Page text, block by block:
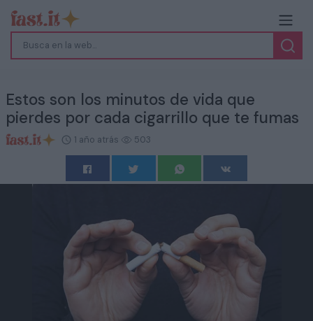
Estos son los minutos de vida que
pierdes por cada cigarrillo que te fumas
1 año atrás 503